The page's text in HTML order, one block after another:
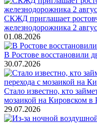
СКЖД приглашает
железнодорожника 2
01.08.2026
В Ростове восстановили
30.07.2026
Стало известно, кто
мозаикой на Кировском в
29.07.2026